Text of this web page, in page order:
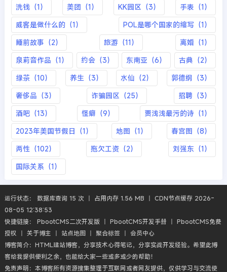
洗钱（1）
美团（1） KK园区（3）
手表（1）
威客是做什么的（1）
POL是哪个国家的缩写（1）
睡前故事（2）
旅游（11）
离婚（1）
泉莉音作品（1）
约会（3） 东南亚（6）
古典（2）
绿茶（10）
养生（3） 水仙（2）
郭德纲（3）
奢侈品（3）
诈骗园区（25）
招聘（3）
酒吧（13）
怪癖（9）
贾浅浅最污的诗（1）
2023年美国节假日（1）
地图（1）
春宫图（8）
两性（102）
拖欠工资（2）
刘强东（1）
国际关系（1）
运行状态： 数据库查询 15 次 丨 占用内存 1.56 MB 丨 CDN节点缓存 2026-
08-05 12:38:53
快捷链接： PbootCMS二次开发版丨 PbootCMS开发手册 丨 PbootCMS免费
授权 丨 关于博主 丨 站点地图丨 聚合标签丨 会员中心
博客简介：HTML建站博客，分享技术心得笔记，分享实战开发经验。希望此博
客给我提供便利之余，也能给大家一些或多或少的帮助！
免责声明：本博客所有资源搜集整理于互联网或者网友提供，仅供学习与交流使